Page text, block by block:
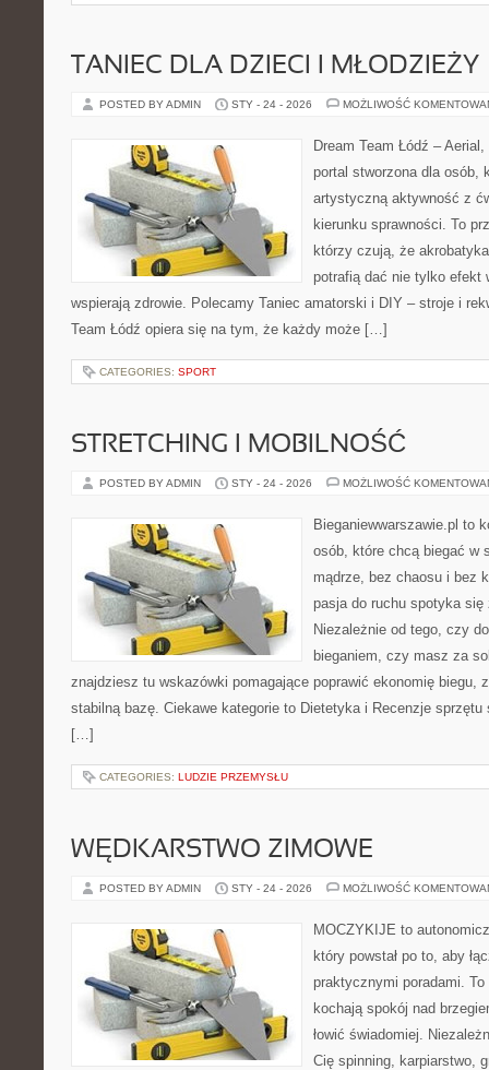
TANIEC DLA DZIECI I MŁODZIEŻY
POSTED BY ADMIN STY - 24 - 2026 MOŻLIWOŚĆ
Dream Team Łódź –
portal stworzona dla osób,
artystyczną aktywność z
kierunku sprawności. To
którzy czują, że
potrafią dać nie tylko efekt
wspierają zdrowie. Polecamy Taniec amatorski i DIY – stroje i
Team Łódź opiera się na tym, że każdy może […]
CATEGORIES: SPORT
STRETCHING I MOBILNOŚĆ
POSTED BY ADMIN STY - 24 - 2026 MOŻLIWOŚĆ
Bieganiewwarszawie.pl to
osób, które chcą biegać w
mądrze, bez chaosu i bez
pasja do ruchu spotyka
Niezależnie od tego, czy
bieganiem, czy masz za
znajdziesz tu wskazówki pomagające poprawić ekonomię biegu,
stabilną bazę. Ciekawe kategorie to Dietetyka i Recenzje sprzętu
[…]
CATEGORIES: LUDZIE PRZEMYSŁU
WĘDKARSTWO ZIMOWE
POSTED BY ADMIN STY - 24 - 2026 MOŻLIWOŚĆ
MOCZYKIJE to
który powstał po to, aby
praktycznymi poradami.
kochają spokój nad
łowić świadomiej.
Cię spinning, karpiarstwo,